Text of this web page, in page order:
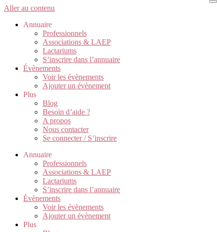
Aller au contenu
Annuaire
Professionnels
Associations & LAEP
Lactariums
S’inscrire dans l’annuaire
Évènements
Voir les évènements
Ajouter un évènement
Plus
Blog
Besoin d’aide ?
A propos
Nous contacter
Se connecter / S’inscrire
Annuaire
Professionnels
Associations & LAEP
Lactariums
S’inscrire dans l’annuaire
Évènements
Voir les évènements
Ajouter un évènement
Plus